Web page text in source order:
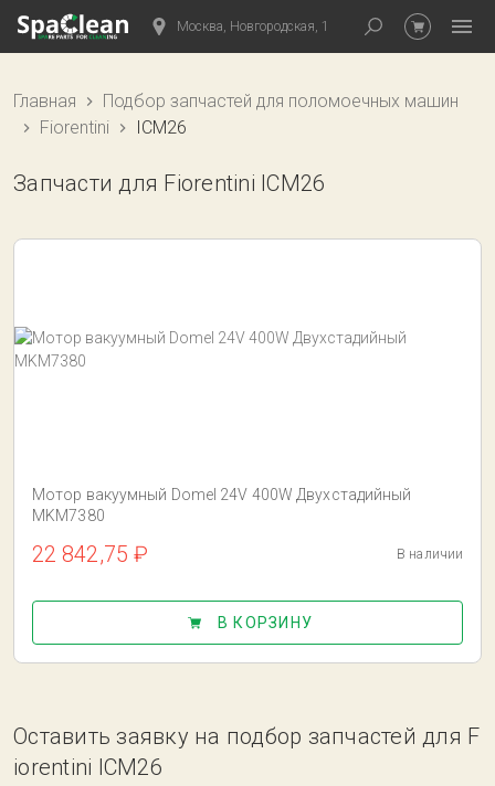
Москва, Новгородская, 1
Главная
Подбор запчастей для поломоечных машин
Fiorentini
ICM26
Запчасти для Fiorentini ICM26
Мотор вакуумный Domel 24V 400W Двухстадийный
MKM7380
22 842,75 ₽ В наличии
В КОРЗИНУ
Оставить заявку на подбор запчастей для F
iorentini ICM26